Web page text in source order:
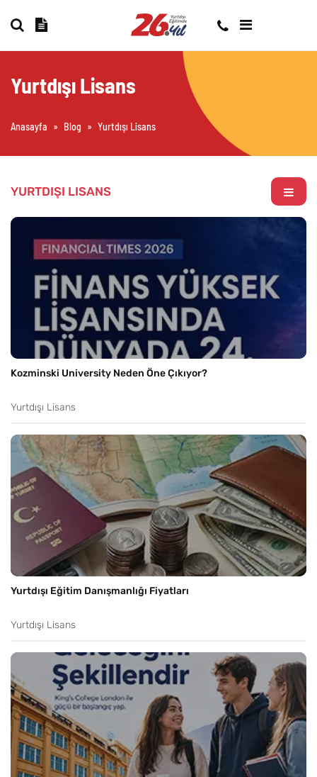
Yurtdışı Lisans
Anasayfa » Blog » Yurtdışı Lisans
YURTDIŞI LISANS
Kozminski University Neden Öne Çıkıyor?
Yurtdışı Lisans
Yurtdışı Eğitim Danışmanlığı Fiyatları
Yurtdışı Lisans